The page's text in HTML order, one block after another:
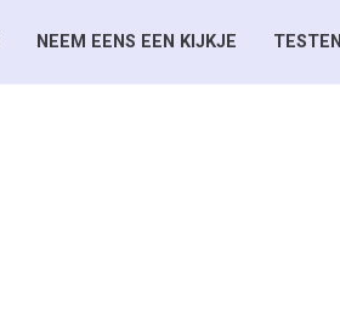
NEEM EENS EEN KIJKJE TESTEN